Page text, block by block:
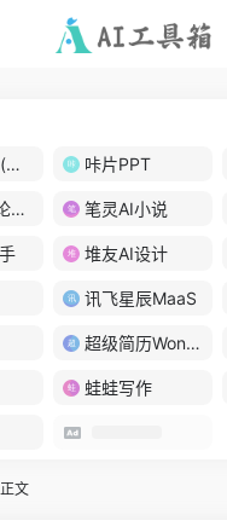
文字转语音(琅琅配音)
咔片PPT
68爱写-AI论文写作 笔灵AI小说
堆友AI设计
讯飞星辰MaaS
超级简历WonderCV
蛙蛙写作
正文